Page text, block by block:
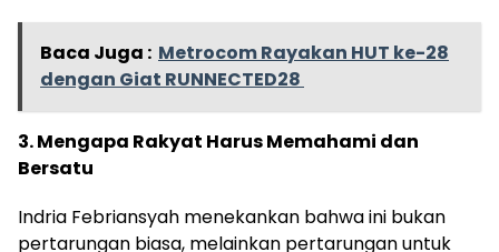
Baca Juga : Metrocom Rayakan HUT ke-28
dengan Giat RUNNECTED28
3. Mengapa Rakyat Harus Memahami dan
Bersatu
Indria Febriansyah menekankan bahwa ini bukan
pertarungan biasa, melainkan pertarungan untuk